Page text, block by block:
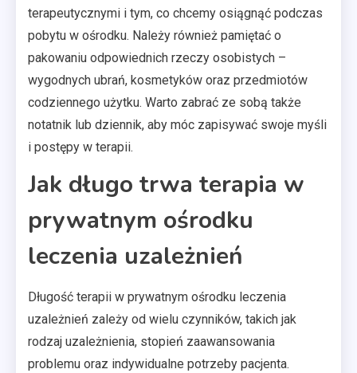
terapeutycznymi i tym, co chcemy osiągnąć podczas
pobytu w ośrodku. Należy również pamiętać o
pakowaniu odpowiednich rzeczy osobistych –
wygodnych ubrań, kosmetyków oraz przedmiotów
codziennego użytku. Warto zabrać ze sobą także
notatnik lub dziennik, aby móc zapisywać swoje myśli
i postępy w terapii.
Jak długo trwa terapia w
prywatnym ośrodku
leczenia uzależnień
Długość terapii w prywatnym ośrodku leczenia
uzależnień zależy od wielu czynników, takich jak
rodzaj uzależnienia, stopień zaawansowania
problemu oraz indywidualne potrzeby pacjenta.